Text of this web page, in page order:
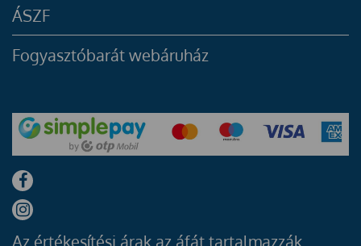
ÁSZF
Fogyasztóbarát webáruház
Az értékesítési árak az áfát tartalmazzák.